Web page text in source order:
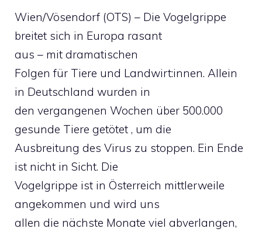
Wien/Vösendorf (OTS) – Die Vogelgrippe
breitet sich in Europa rasant
aus – mit dramatischen
Folgen für Tiere und Landwirt:innen. Allein
in Deutschland wurden in
den vergangenen Wochen über 500.000
gesunde Tiere getötet , um die
Ausbreitung des Virus zu stoppen. Ein Ende
ist nicht in Sicht. Die
Vogelgrippe ist in Österreich mittlerweile
angekommen und wird uns
allen die nächste Monate viel abverlangen,